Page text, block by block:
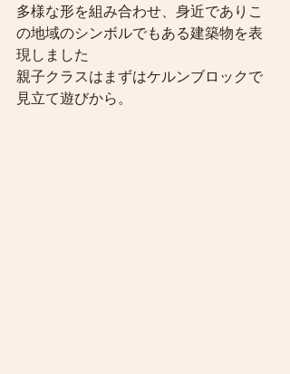
多様な形を組み合わせ、身近でありこ
の地域のシンボルでもある建築物を表
現しました
親子クラスはまずはケルンブロックで
見立て遊びから。